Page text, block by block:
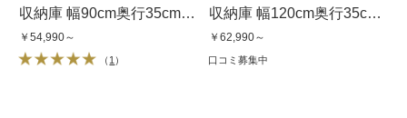
収納庫 幅90cm奥行35cm高
さ60cm〜100cm
￥54,990～
（1）
収納庫 幅120cm奥行35cm
高さ60cm〜100cm
￥62,990～
口コミ募集中